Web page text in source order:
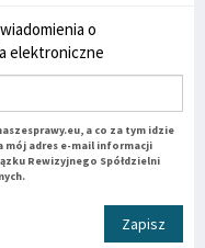
o
elektroniczne
a co za tym idzie
mój adres e-mail informacji
Rewizyjnego Spółdzielni
Zapisz